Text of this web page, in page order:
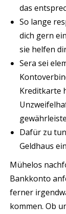
das
So lange
dich gern
sie helfen
Sera sei
Kreditkarte
Dafür zu
Geldhaus
Mühelos
Bankkonto
ferner
kommen. Ob